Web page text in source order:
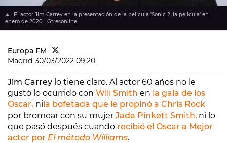
El actor Jim Carrey en la presentación de la película 'Sonic 2, la película' en
enero de 2020 | Gtresonline
Europa FM
Madrid 30/03/2022 09:20
Jim Carrey lo tiene claro. Al actor 60 años no le
gustó lo ocurrido con Will Smith en la gala de los
Oscar, nila bofetada que le propinó a Chris Rock
por bromear con su mujer Jada Pinkett Smith, ni lo
que pasó después cuando recibió el Oscar a Mejor
actor por El método Williams.